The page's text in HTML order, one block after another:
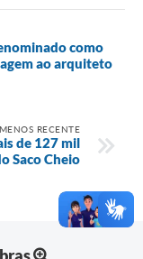
como
ao arquiteto
RECENTE
de 127 mil
Saco Cheio